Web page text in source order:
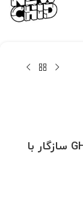
مینی فیگور میس مارول مدل GH0679 سازگار با